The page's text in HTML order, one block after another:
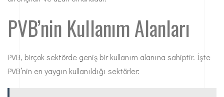
PVB’nin Kullanım Alanları
PVB, birçok sektörde geniş bir kullanım alanına sahiptir. İşte
PVB’nin en yaygın kullanıldığı sektörler: